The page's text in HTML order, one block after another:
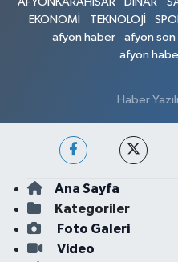
EKONOMİ
TEKNOLOJİ
afyon haber
afyon son
afyon
Haber
Ana Sayfa
Kategoriler
Foto Galeri
Video